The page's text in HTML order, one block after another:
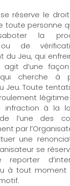
se réserve le
toute personne
la
ou de
du Jeu, qui
agit d’une
cherche à
Jeu. Toute
infraction à la
de l’une des
par
une
se
reporter
à tout moment